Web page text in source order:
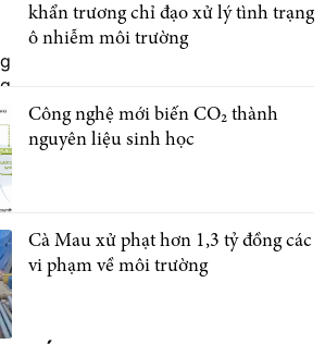
khẩn trương chỉ đạo xử lý tình trạng
ô nhiễm môi trường
Công nghệ mới biến CO₂ thành
nguyên liệu sinh học
Cà Mau xử phạt hơn 1,3 tỷ đồng các
vi phạm về môi trường